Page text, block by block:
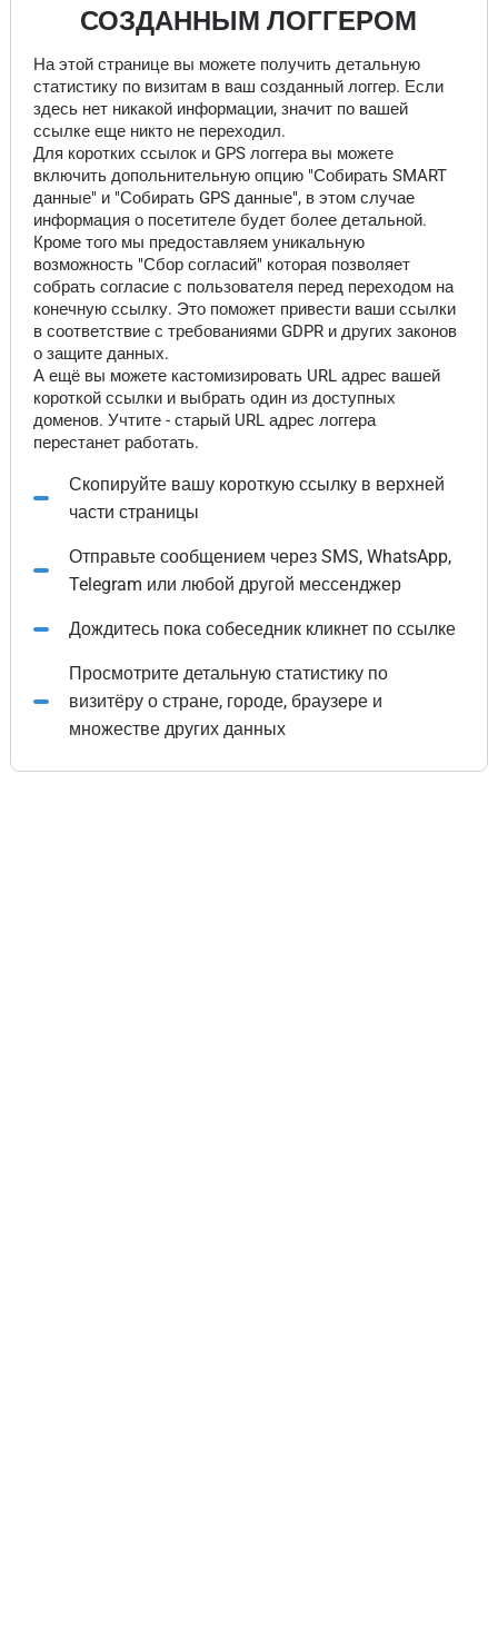
СОЗДАННЫМ ЛОГГЕРОМ
На этой странице вы можете получить детальную
статистику по визитам в ваш созданный логгер. Если
здесь нет никакой информации, значит по вашей
ссылке еще никто не переходил.
Для коротких ссылок и GPS логгера вы можете
включить допольнительную опцию "Собирать SMART
данные" и "Собирать GPS данные", в этом случае
информация о посетителе будет более детальной.
Кроме того мы предоставляем уникальную
возможность "Сбор согласий" которая позволяет
собрать согласие с пользователя перед переходом на
конечную ссылку. Это поможет привести ваши ссылки
в соответствие с требованиями GDPR и других законов
о защите данных.
А ещё вы можете кастомизировать URL адрес вашей
короткой ссылки и выбрать один из доступных
доменов. Учтите - старый URL адрес логгера
перестанет работать.
Скопируйте вашу короткую ссылку в верхней
части страницы
Отправьте сообщением через SMS, WhatsApp,
Telegram или любой другой мессенджер
Дождитесь пока собеседник кликнет по ссылке
Просмотрите детальную статистику по
визитёру о стране, городе, браузере и
множестве других данных